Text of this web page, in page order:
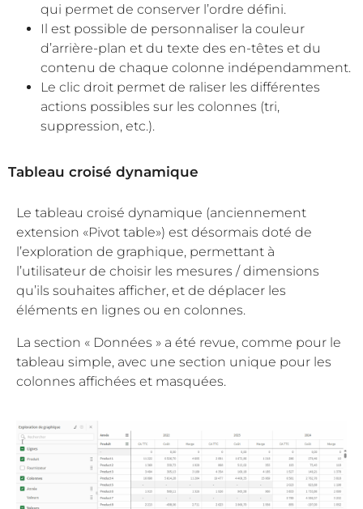
qui permet de conserver l’ordre défini.
Il est possible de personnaliser la couleur
d’arrière-plan et du texte des en-têtes et du
contenu de chaque colonne indépendamment.
Le clic droit permet de raliser les différentes
actions possibles sur les colonnes (tri,
suppression, etc.).
Tableau croisé dynamique
Le tableau croisé dynamique (anciennement
extension «Pivot table») est désormais doté de
l’exploration de graphique, permettant à
l’utilisateur de choisir les mesures / dimensions
qu’ils souhaites afficher, et de déplacer les
éléments en lignes ou en colonnes.
La section « Données » a été revue, comme pour le
tableau simple, avec une section unique pour les
colonnes affichées et masquées.